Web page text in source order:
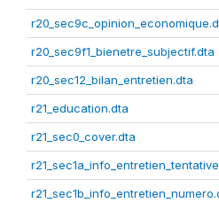
r20_sec9f1_bienetre_subjectif.dta
r20_sec12_bilan_entretien.dta
r21_education.dta
r21_sec0_cover.dta